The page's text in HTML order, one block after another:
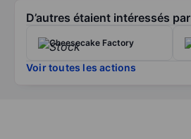
D’autres étaient intéressés par
Cheesecake Factory
Voir toutes les actions